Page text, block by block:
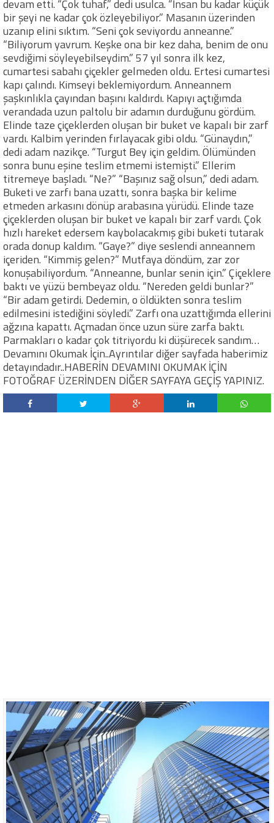
devam etti. “Çok tuhaf,” dedi usulca. “İnsan bu kadar küçük
bir şeyi ne kadar çok özleyebiliyor.” Masanın üzerinden
uzanıp elini sıktım. “Seni çok seviyordu anneanne.”
“Biliyorum yavrum. Keşke ona bir kez daha, benim de onu
sevdiğimi söyleyebilseydim.” 57 yıl sonra ilk kez,
cumartesi sabahı çiçekler gelmeden oldu. Ertesi cumartesi
kapı çalındı. Kimseyi beklemiyordum. Anneannem
şaşkınlıkla çayından başını kaldırdı. Kapıyı açtığımda
verandada uzun paltolu bir adamın durduğunu gördüm.
Elinde taze çiçeklerden oluşan bir buket ve kapalı bir zarf
vardı. Kalbim yerinden fırlayacak gibi oldu. “Günaydın,”
dedi adam nazikçe. “Turgut Bey için geldim. Ölümünden
sonra bunu eşine teslim etmemi istemişti.” Ellerim
titremeye başladı. “Ne?” “Başınız sağ olsun,” dedi adam.
Buketi ve zarfı bana uzattı, sonra başka bir kelime
etmeden arkasını dönüp arabasına yürüdü. Elinde taze
çiçeklerden oluşan bir buket ve kapalı bir zarf vardı. Çok
hızlı hareket edersem kaybolacakmış gibi buketi tutarak
orada donup kaldım. “Gaye?” diye seslendi anneannem
içeriden. “Kimmiş gelen?” Mutfaya döndüm, zar zor
konuşabiliyordum. “Anneanne, bunlar senin için.” Çiçeklere
baktı ve yüzü bembeyaz oldu. “Nereden geldi bunlar?”
“Bir adam getirdi. Dedemin, o öldükten sonra teslim
edilmesini istediğini söyledi.” Zarfı ona uzattığımda ellerini
ağzına kapattı. Açmadan önce uzun süre zarfa baktı.
Parmakları o kadar çok titriyordu ki düşürecek sandım…
Devamını Okumak İçin..Ayrıntılar diğer sayfada haberimiz
detayındadır..HABERİN DEVAMINI OKUMAK İÇİN
FOTOĞRAF ÜZERİNDEN DİĞER SAYFAYA GEÇİŞ YAPINIZ.